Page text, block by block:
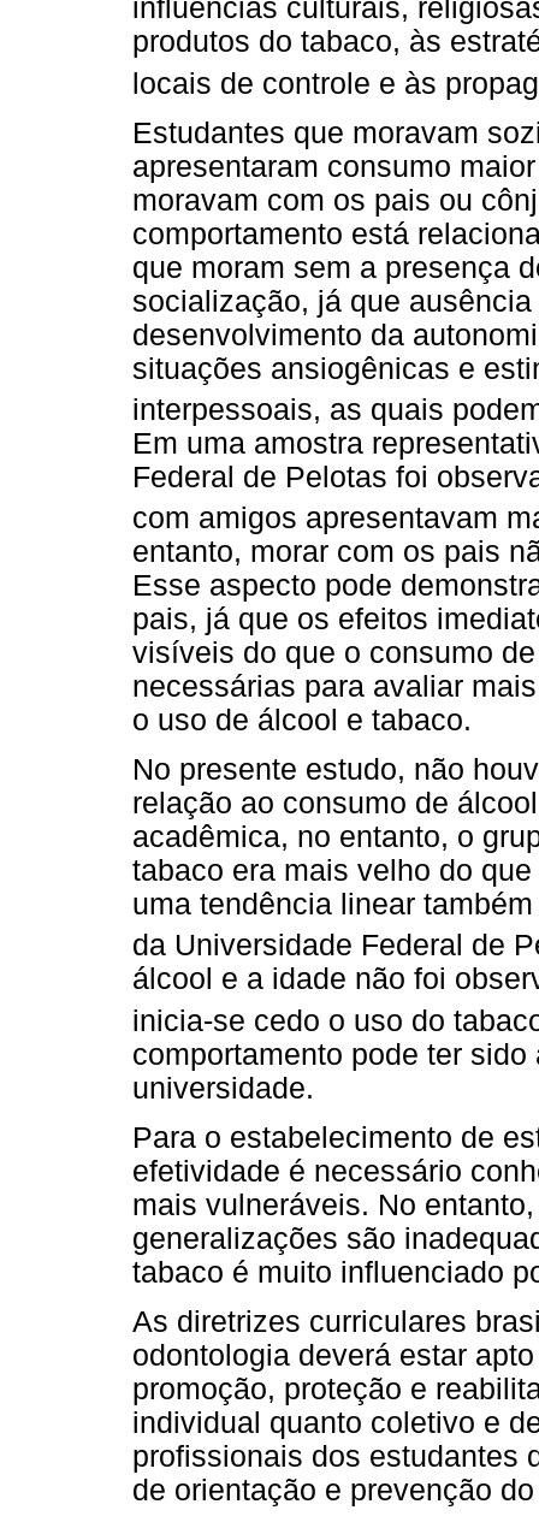
influências culturais,
produtos do tabaco, às
locais de controle e às
Estudantes que moravam
apresentaram consumo
moravam com os pais ou
comportamento está
que moram sem a presença
socialização, já que
desenvolvimento da
situações ansiogênicas e
interpessoais, as quais
Em uma amostra
Federal de Pelotas foi
com amigos apresentavam
entanto, morar com os pais
Esse aspecto pode
pais, já que os efeitos
visíveis do que o consumo
necessárias para avaliar
o uso de álcool e tabaco.
No presente estudo, não
relação ao consumo de
acadêmica, no entanto, o
tabaco era mais velho do
uma tendência linear
da Universidade Federal de
álcool e a idade não foi
inicia-se cedo o uso do
comportamento pode ter
universidade.
Para o estabelecimento de
efetividade é necessário
mais vulneráveis. No
generalizações são
tabaco é muito influenciado
As diretrizes curriculares
odontologia deverá estar
promoção, proteção e
individual quanto coletivo e
profissionais dos estudantes
de orientação e prevenção